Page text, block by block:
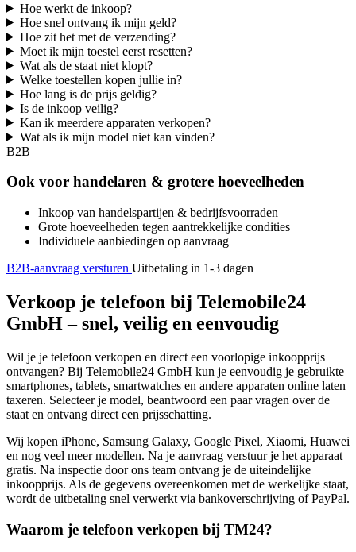
Hoe werkt de inkoop?
Hoe snel ontvang ik mijn geld?
Hoe zit het met de verzending?
Moet ik mijn toestel eerst resetten?
Wat als de staat niet klopt?
Welke toestellen kopen jullie in?
Hoe lang is de prijs geldig?
Is de inkoop veilig?
Kan ik meerdere apparaten verkopen?
Wat als ik mijn model niet kan vinden?
B2B
Ook voor handelaren & grotere hoeveelheden
Inkoop van handelspartijen & bedrijfsvoorraden
Grote hoeveelheden tegen aantrekkelijke condities
Individuele aanbiedingen op aanvraag
B2B-aanvraag versturen Uitbetaling in 1-3 dagen
Verkoop je telefoon bij Telemobile24
GmbH – snel, veilig en eenvoudig
Wil je je telefoon verkopen en direct een voorlopige inkoopprijs
ontvangen? Bij Telemobile24 GmbH kun je eenvoudig je gebruikte
smartphones, tablets, smartwatches en andere apparaten online laten
taxeren. Selecteer je model, beantwoord een paar vragen over de
staat en ontvang direct een prijsschatting.
Wij kopen iPhone, Samsung Galaxy, Google Pixel, Xiaomi, Huawei
en nog veel meer modellen. Na je aanvraag verstuur je het apparaat
gratis. Na inspectie door ons team ontvang je de uiteindelijke
inkoopprijs. Als de gegevens overeenkomen met de werkelijke staat,
wordt de uitbetaling snel verwerkt via bankoverschrijving of PayPal.
Waarom je telefoon verkopen bij TM24?